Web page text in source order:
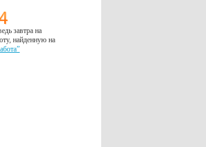
завтра на
найденную на